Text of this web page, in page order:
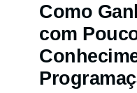
Como
com